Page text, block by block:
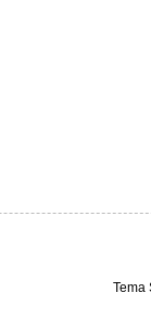
Tema